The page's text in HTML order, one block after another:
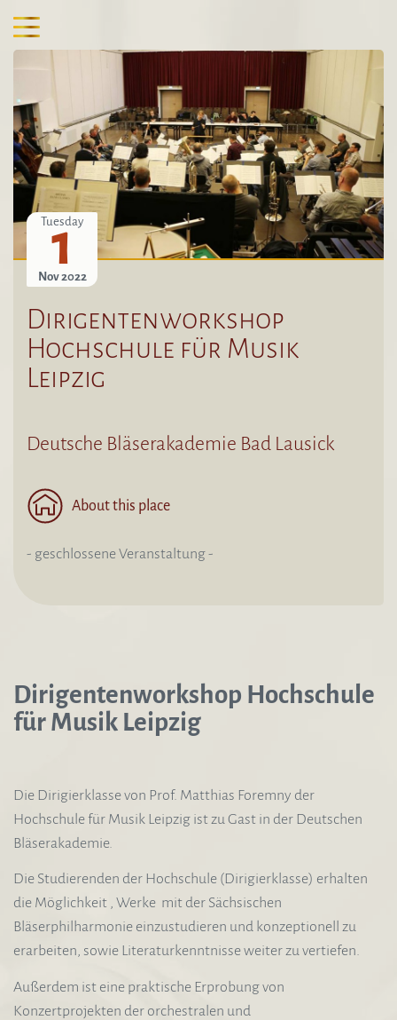
Tuesday
1
Nov 2022
Dirigentenworkshop
Hochschule für Musik
Leipzig
Deutsche Bläserakademie Bad Lausick
About this place
- geschlossene Veranstaltung -
Dirigentenworkshop Hochschule
für Musik Leipzig
Die Dirigierklasse von Prof. Matthias Foremny der
Hochschule für Musik Leipzig ist zu Gast in der Deutschen
Bläserakademie.
Die Studierenden der Hochschule (Dirigierklasse) erhalten
die Möglichkeit , Werke mit der Sächsischen
Bläserphilharmonie einzustudieren und konzeptionell zu
erarbeiten, sowie Literaturkenntnisse weiter zu vertiefen.
Außerdem ist eine praktische Erprobung von
Konzertprojekten der orchestralen und